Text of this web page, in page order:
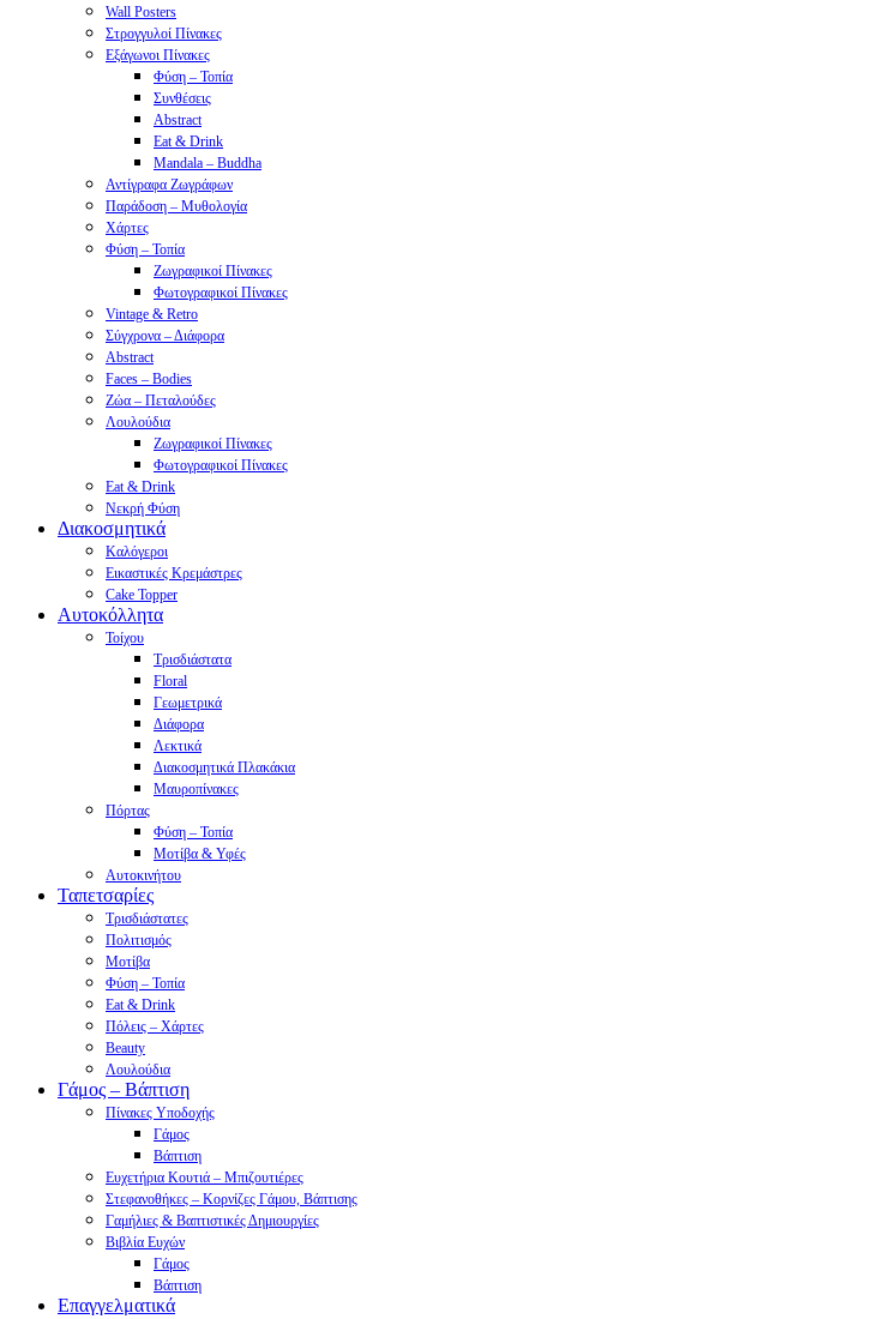
Wall Posters
Στρογγυλοί Πίνακες
Εξάγωνοι Πίνακες
Φύση – Τοπία
Συνθέσεις
Abstract
Eat & Drink
Mandala – Buddha
Αντίγραφα Ζωγράφων
Παράδοση – Μυθολογία
Χάρτες
Φύση – Τοπία
Ζωγραφικοί Πίνακες
Φωτογραφικοί Πίνακες
Vintage & Retro
Σύγχρονα – Διάφορα
Abstract
Faces – Bodies
Ζώα – Πεταλούδες
Λουλούδια
Ζωγραφικοί Πίνακες
Φωτογραφικοί Πίνακες
Eat & Drink
Νεκρή Φύση
Διακοσμητικά
Καλόγεροι
Εικαστικές Κρεμάστρες
Cake Topper
Αυτοκόλλητα
Τοίχου
Τρισδιάστατα
Floral
Γεωμετρικά
Διάφορα
Λεκτικά
Διακοσμητικά Πλακάκια
Μαυροπίνακες
Πόρτας
Φύση – Τοπία
Μοτίβα & Υφές
Αυτοκινήτου
Ταπετσαρίες
Τρισδιάστατες
Πολιτισμός
Μοτίβα
Φύση – Τοπία
Eat & Drink
Πόλεις – Χάρτες
Beauty
Λουλούδια
Γάμος – Βάπτιση
Πίνακες Υποδοχής
Γάμος
Βάπτιση
Ευχετήρια Κουτιά – Μπιζουτιέρες
Στεφανοθήκες – Κορνίζες Γάμου, Βάπτισης
Γαμήλιες & Βαπτιστικές Δημιουργίες
Βιβλία Ευχών
Γάμος
Βάπτιση
Επαγγελματικά